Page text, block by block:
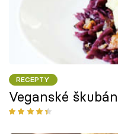
RECEPTY
Veganské